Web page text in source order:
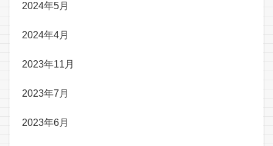
2024年5月
2024年4月
2023年11月
2023年7月
2023年6月